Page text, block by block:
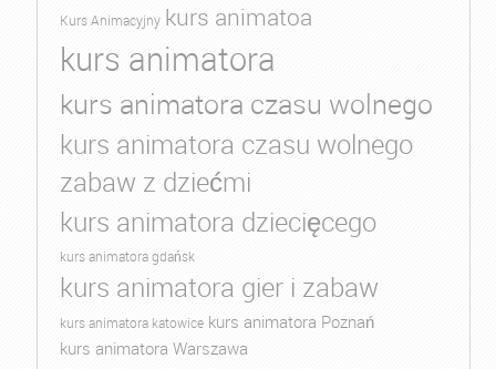
Kurs Animacyjny kurs animatoa
kurs animatora
kurs animatora czasu wolnego
kurs animatora czasu wolnego
zabaw z dziećmi
kurs animatora dziecięcego
kurs animatora gdańsk
kurs animatora gier i zabaw
kurs animatora katowice kurs animatora Poznań
kurs animatora Warszawa